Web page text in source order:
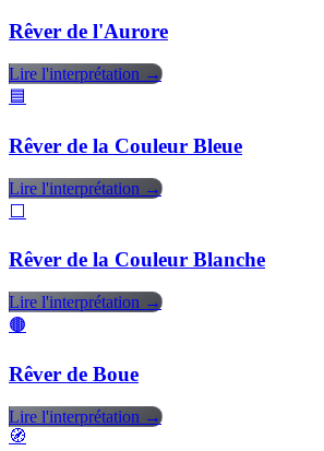
Rêver de l'Aurore
Lire l'interprétation →
🟦
Rêver de la Couleur Bleue
Lire l'interprétation →
⬜
Rêver de la Couleur Blanche
Lire l'interprétation →
🟤
Rêver de Boue
Lire l'interprétation →
🧭